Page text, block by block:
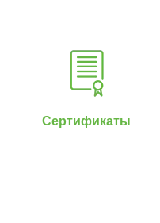
Сертификаты